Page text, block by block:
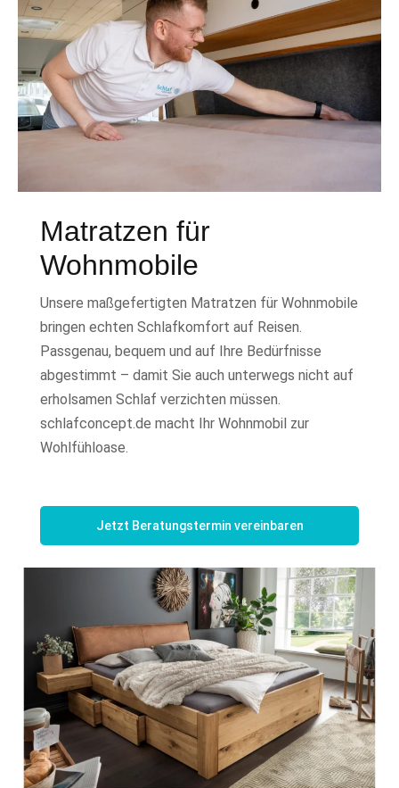
Matratzen für
Wohnmobile
Unsere maßgefertigten Matratzen für Wohnmobile
bringen echten Schlafkomfort auf Reisen.
Passgenau, bequem und auf Ihre Bedürfnisse
abgestimmt – damit Sie auch unterwegs nicht auf
erholsamen Schlaf verzichten müssen.
schlafconcept.de macht Ihr Wohnmobil zur
Wohlfühloase.
Jetzt Beratungstermin vereinbaren